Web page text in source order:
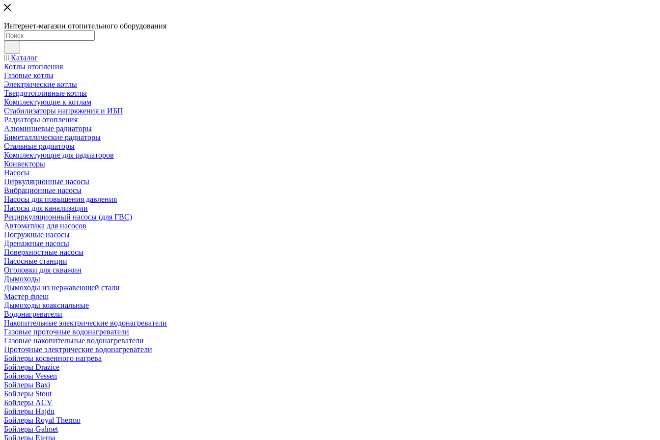
Интернет-магазин отопительного оборудования
Каталог
Котлы отопления
Газовые котлы
Электрические котлы
Твердотопливные котлы
Комплектующие к котлам
Стабилизаторы напряжения и ИБП
Радиаторы отопления
Алюминиевые радиаторы
Биметаллические радиаторы
Стальные радиаторы
Комплектующие для радиаторов
Конвекторы
Насосы
Циркуляционные насосы
Вибрационные насосы
Насосы для повышения давления
Насосы для канализации
Рециркуляционный насосы (для ГВС)
Автоматика для насосов
Погружные насосы
Дренажные насосы
Поверхностные насосы
Насосные станции
Оголовки для скважин
Дымоходы
Дымоходы из нержавеющей стали
Мастер флеш
Дымоходы коаксиальные
Водонагреватели
Накопительные электрические водонагреватели
Газовые проточные водонагреватели
Газовые накопительные водонагреватели
Проточные электрические водонагреватели
Бойлеры косвенного нагрева
Бойлеры Drazice
Бойлеры Vessen
Бойлеры Baxi
Бойлеры Stout
Бойлеры ACV
Бойлеры Hajdu
Бойлеры Royal Thermo
Бойлеры Galmet
Бойлеры Eterna